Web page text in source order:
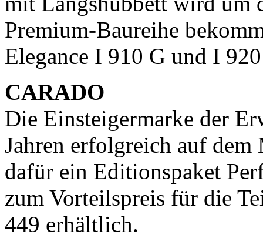
Premium-Baureihe
Elegance I 910 G und I
CARADO
Die Einsteigermarke der
Jahren erfolgreich auf
dafür ein Editionspaket
zum Vorteilspreis für die
449 erhältlich.